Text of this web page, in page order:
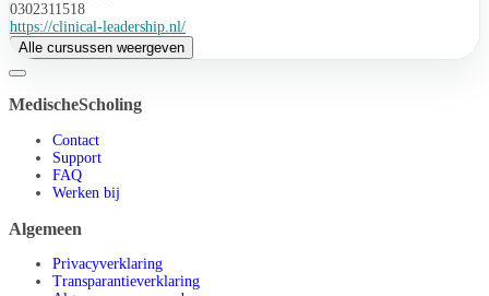
0302311518
https://clinical-leadership.nl/
Alle cursussen weergeven
MedischeScholing
Contact
Support
FAQ
Werken bij
Algemeen
Privacyverklaring
Transparantieverklaring